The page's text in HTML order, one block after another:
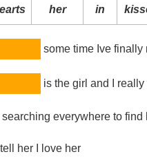
her in
some time Ive finally
is the girl and I
searching everywhere to find
her I love her